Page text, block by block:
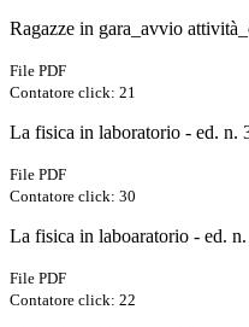
Ragazze in gara_avvio
File PDF
Contatore click: 21
La fisica in laboratorio - ed. n.
File PDF
Contatore click: 30
La fisica in laboaratorio - ed.
File PDF
Contatore click: 22